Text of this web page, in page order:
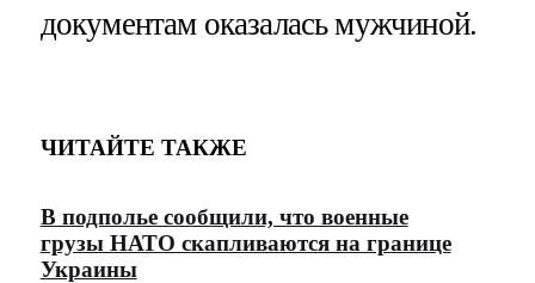
документам оказалась мужчиной.
ЧИТАЙТЕ ТАКЖЕ
В подполье сообщили, что военные
грузы НАТО скапливаются на границе
Украины